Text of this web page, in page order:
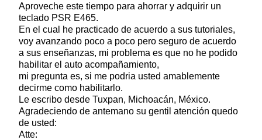
Aproveche este tiempo para ahorrar y adquirir un
teclado PSR E465.
En el cual he practicado de acuerdo a sus tutoriales,
voy avanzando poco a poco pero seguro de acuerdo
a sus enseñanzas, mi problema es que no he podido
habilitar el auto acompañamiento,
mi pregunta es, si me podria usted amablemente
decirme como habilitarlo.
Le escribo desde Tuxpan, Michoacán, México.
Agradeciendo de antemano su gentil atención quedo
de usted:
Atte: